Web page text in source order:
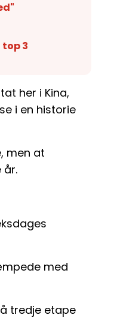
3
her i Kina,
i en historie
men at
med
tredje etape